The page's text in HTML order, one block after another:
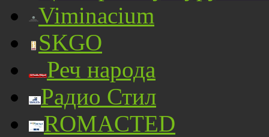
Viminacium
SKGO
Реч народа
Радио Стил
ROMACTED